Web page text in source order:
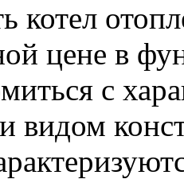
котел
цене в
с